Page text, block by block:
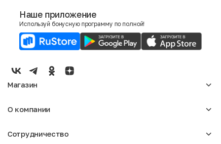
E-mail
Мужской
Женский
Наше приложение
Используй бонусную программу по полной!
Магазин
Мужское
О компании
Отзывы
Сотрудничество